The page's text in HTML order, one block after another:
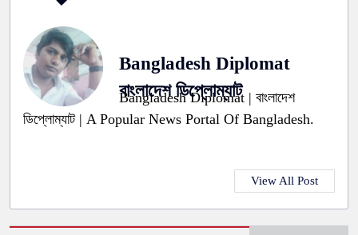
Bangladesh Diplomat
বাংলাদেশ ডিপ্লোম্যাট
Bangladesh Diplomat | বাংলাদেশ
ডিপ্লোম্যাট | A Popular News Portal Of Bangladesh.
View All Post